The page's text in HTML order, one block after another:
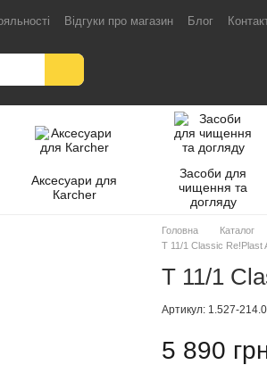
Відгуки про магазин Блог
Аксесуари для
Кarcher
Засоби для
чищення та
догляду
Головна Каталог
T 11/1 Classic Re!Plast
T 11/1
Артикул: 1.527-214.0
5 890